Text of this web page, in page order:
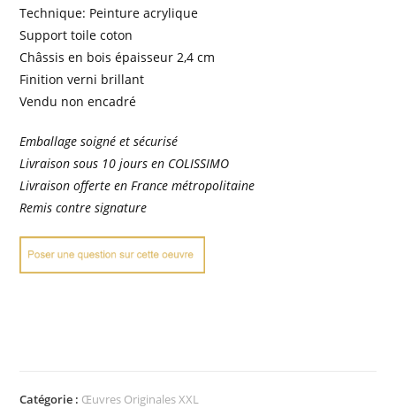
Technique: Peinture acrylique
Support toile coton
Châssis en bois épaisseur 2,4 cm
Finition verni brillant
Vendu non encadré
Emballage soigné et sécurisé
Livraison sous 10 jours en COLISSIMO
Livraison offerte en France métropolitaine
Remis contre signature
Catégorie : Œuvres Originales XXL